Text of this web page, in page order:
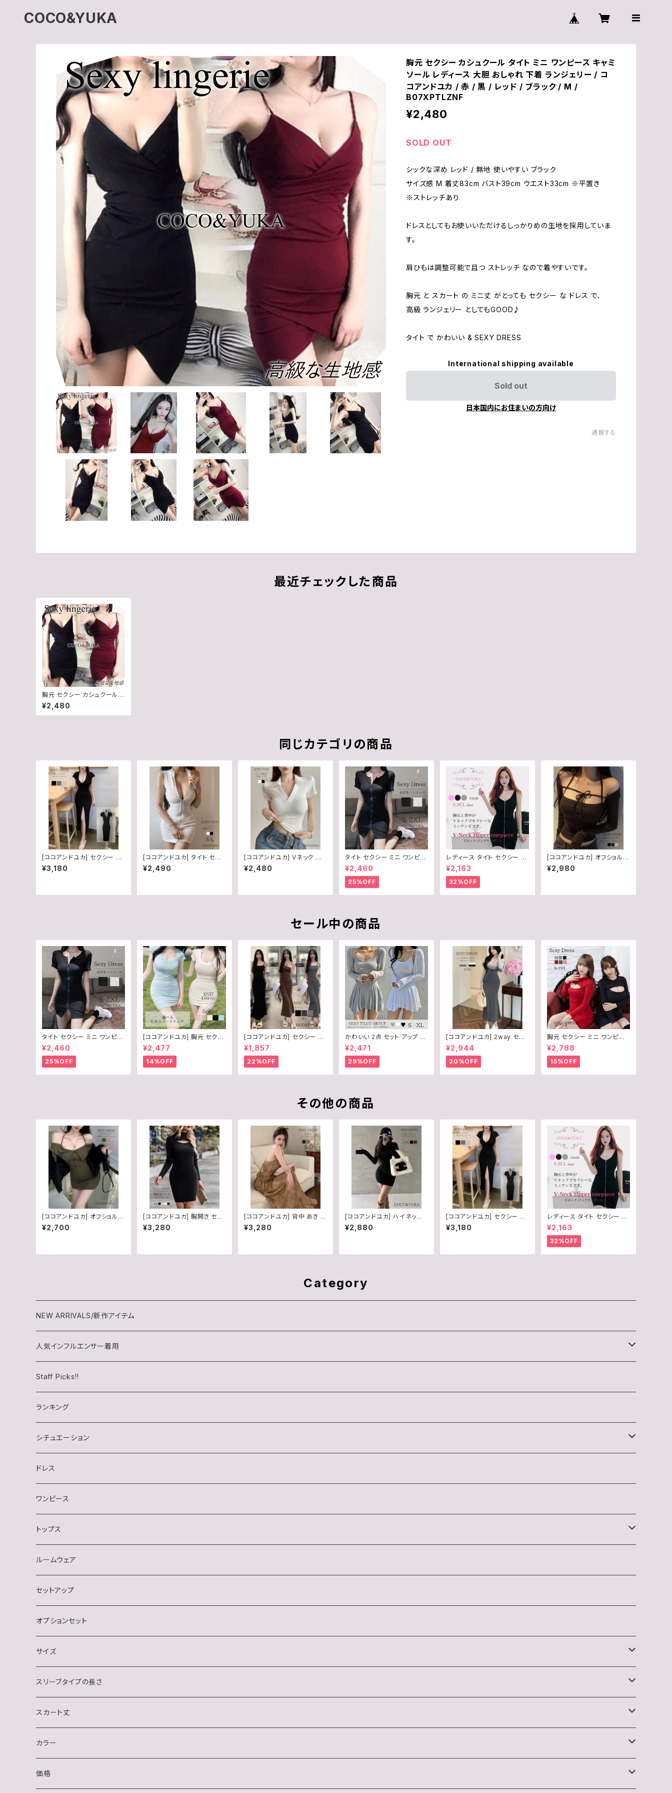
COCO&YUKA
胸元 セクシー カシュクール タイト ミニ ワンピース キャミ
ソール レディース 大胆 おしゃれ 下着 ランジェリー / コ
コアンドユカ / 赤 / 黒 / レッド / ブラック / M /
B07XPTLZNF
¥2,480
SOLD OUT
シックな深め レッド / 無地 使いやすい ブラック
サイズ感 M 着丈83cm バスト39cm ウエスト33cm ※平置き
※ストレッチあり
ドレスとしてもお使いいただけるしっかりめの生地を採用していま
す。
肩ひもは調整可能で且つ ストレッチ なので着やすいです。
胸元 と スカート の ミニ丈 がとっても セクシー な ドレス で、
高級 ランジェリー としてもGOOD♪
タイト で かわいい & SEXY DRESS
International shipping available
Sold out
日本国内にお住まいの方向け
通報する
最近チェックした商品
胸元 セクシー カシュクール
タイト ミニ ワンピース キャミ
ソール レディース 大胆 おしゃ
れ 下着 ランジェリー / ココア
¥2,480
同じカテゴリの商品
[ココアンドユカ] セクシー ロ
ング ワンピース タイト Vネッ
ク 半袖 胸あき カジュアル ス
¥3,180
[ココアンドユカ] タイト セク
シー ミニ ワンピース 前開き
ジップ ノースリーブ ミニワン
ディース B0H3KYBX3L
¥2,490
[ココアンドユカ] Vネック 半
袖 トップス カットソー スリム
タイト リブニット 襟付き きれ
0GXCPW2NL
¥2,480
タイト セクシー ミニ ワンピー
ス 胸元 ジップ 半袖 レディー
ス 前開き / COCO&YUKA /
黒 / 白 / ブラック / ホワイト /
S / M / L / B09679Z598
¥2,460
25%OFF
レディース タイト セクシー ミ
ニ ワンピース 胸元 ジップ ノ
ースリーブ / COCO&YUKA
/ ブラック / グレー / 黒 / 灰 /
S / M / L / B06ZZW1P58
¥2,163
32%OFF
[ココアンドユカ] オフショルダ
ー セクシー 長袖 トップス レ
ディース 2点セット ショート丈
風 タイト カジュアル デート B
¥2,980
セール中の商品
タイト セクシー ミニ ワンピー
ス 胸元 ジップ 半袖 レディー
ス 前開き / COCO&YUKA /
黒 / 白 / ブラック / ホワイト /
S / M / L / B09679Z598
¥2,460
25%OFF
[ココアンドユカ] 胸元 セクシ
ー タイト ミニ ワンピース Vネ
ック Uネック リブ ニット 半袖
シンプル ミニワンピ 胸 開き
レディース B0DBG1P9W3
¥2,477
14%OFF
[ココアンドユカ] セクシー ロ
ング ワンピース キャミワンピ
ース タイト マーメイドライン
Aライン 美シルエット キャミソ
ール 夏 ワンピ レディース B0
F8MKRDGV
¥1,857
22%OFF
かわいい 2点 セット アップ 長
袖 カーディガン タイト ミニ ワ
ンピース フレア スカート キャ
ミソール ワンピ セクシー ルー
ムウェア / COCO&YUKA /
黒 / 白 / 灰 / ブラック / ホワ
¥2,471
29%OFF
[ココアンドユカ] 2way セク
シー ロング ワンピース 2点
上下 セット オフショルダー 長
袖 トップス ロング スカート
ボディコン サロペット ロング
丈 リブ ニット きれいめ 上品
¥2,944
20%OFF
胸元 セクシー ミニ ワンピー
ス タイト 胸 あき 開き ニット
長袖 ボディコン / COCO&Y
UKA / 赤 / 黒 / 灰 / 薄茶 /
桃 / 茶 / レッド / ブラック / グ
レー / ベージュ / ピンク / ブ
¥2,788
15%OFF
その他の商品
[ココアンドユカ] オフショルダ
ー タイト リブ ニット セクシー
ミニ ワンピース 肩出し 長袖
ブ 可愛い B0FWJSXJHJ
¥2,700
[ココアンドユカ] 胸開き セク
シー ニット ミニ ワンピース タ
イト 胸 空き あき ハイネック
¥3,280
[ココアンドユカ] 背中 あき セ
クシー ロング マキシ ワンピ
ース レディース Vネック Aラ
B0H3L3GFTB
¥3,280
[ココアンドユカ] ハイネック
タイト リブニット ミニ ワンピ
ース 長袖 セクシー サムホー
4
¥2,880
[ココアンドユカ] セクシー ロ
ング ワンピース タイト Vネッ
ク 半袖 胸あき カジュアル ス
¥3,180
レディース タイト セクシー ミ
ニ ワンピース 胸元 ジップ ノ
ースリーブ / COCO&YUKA
/ ブラック / グレー / 黒 / 灰 /
S / M / L / B06ZZW1P58
¥2,163
32%OFF
Category
NEW ARRIVALS/新作アイテム
人気インフルエンサー着用
チロル(chiroru)さん
らいむたそさん
Staff Picks!!
ランキング
シチュエーション
キャバクラ
クラブ・ラウンジ
スナック
デート・同伴・アフター
ナイトクラブ
結婚式・二次会・フォーマル
イベント(クリスマス・ハロウィン)
おうちデート
ドレス
ワンピース
トップス
半袖
長袖
ノースリーブ
ルームウェア
セットアップ
オプションセット
サイズ
S
M
L
XL
スリーブタイプの長さ
ノースリーブ
半袖
長袖
スカート丈
ミニ
ミディアム
カラー
ブラック系
価格